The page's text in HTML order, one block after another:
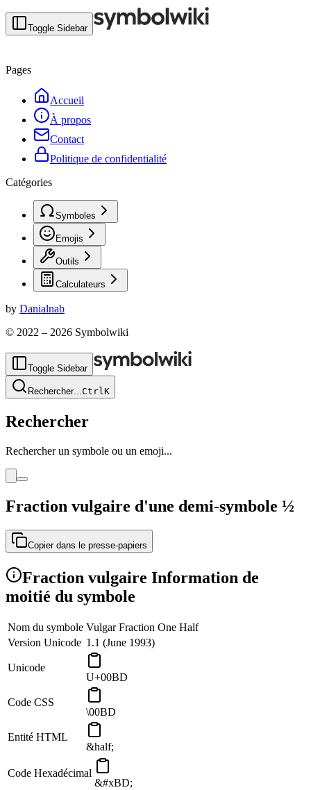
Toggle Sidebar
Pages
Accueil
À propos
Contact
Politique de confidentialité
Catégories
Symboles
Emojis
Outils
Calculateurs
by Danialnab
© 2022 – 2026 Symbolwiki
Toggle Sidebar
Rechercher...CtrlK
Rechercher
Rechercher un symbole ou un emoji...
Fraction vulgaire d'une demi-symbole ½
Copier dans le presse-papiers
Fraction vulgaire Information de
moitié du symbole
Nom du symbole Vulgar Fraction One Half
Version Unicode 1.1 (June 1993)
Unicode
U+00BD
Code CSS
\00BD
Entité HTML
&half;
Code Hexadécimal
&#xBD;